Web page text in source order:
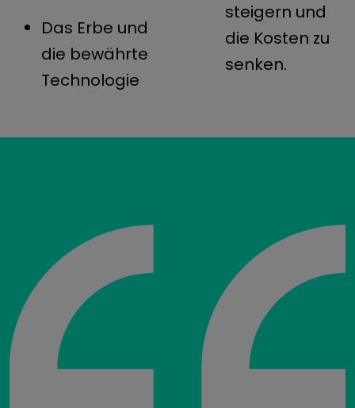
Das Erbe und
die bewährte
Technologie
steigern und
die Kosten zu
senken.